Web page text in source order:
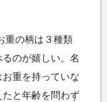
重の柄は３種類
るのが嬉しい。名
重を持っていな
と年齢を問わず